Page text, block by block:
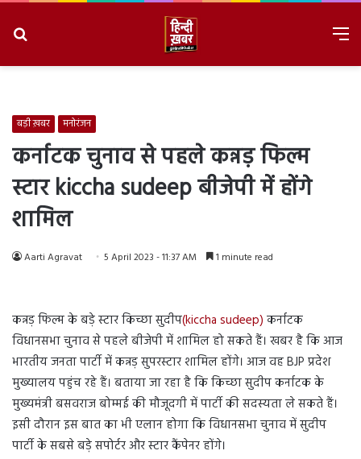
बड़ी ख़बर मनोरंजन
कर्नाटक चुनाव से पहले कन्नड़ फिल्म
स्टार kiccha sudeep बीजेपी में होंगे
शामिल
Aarti Agravat 5 April 2023 - 11:37 AM 1 minute read
कन्नड़ फिल्म के बड़े स्टार किच्छा सुदीप(kiccha sudeep) कर्नाटक
विधानसभा चुनाव से पहले बीजेपी में शामिल हो सकते हैं। खबर है कि आज
भारतीय जनता पार्टी में कन्नड़ सुपरस्टार शामिल होंगे। आज वह BJP प्रदेश
मुख्यालय पहुंच रहे हैं। बताया जा रहा है कि किच्छा सुदीप कर्नाटक के
मुख्यमंत्री बसवराज बोम्मई की मौजूदगी में पार्टी की सदस्यता ले सकते हैं।
इसी दौरान इस बात का भी एलान होगा कि विधानसभा चुनाव में सुदीप
पार्टी के सबसे बड़े सपोर्टर और स्टार कैंपेनर होंगे।